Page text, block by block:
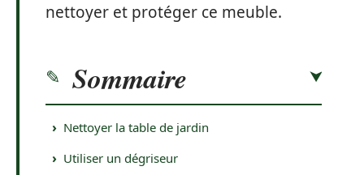
nettoyer et protéger ce meuble.
Sommaire
Nettoyer la table de jardin
Utiliser un dégriseur